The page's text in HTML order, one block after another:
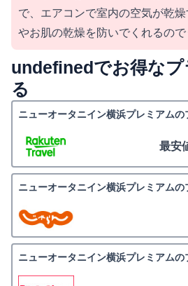
で、エアコンで室内の空気が乾
やお肌の乾燥を防いでくれるので
undefinedでお得なプ
る
ニューオータニイン横浜プレミアムの
最安
ニューオータニイン横浜プレミアムの
ニューオータニイン横浜プレミアムの